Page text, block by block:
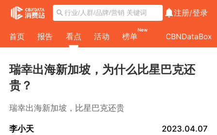
注册/登录
首页 报告 看点 活动 榜单
New
CBNDataBox
瑞幸出海新加坡，为什么比星巴克还
贵？
瑞幸出海新加坡，比星巴克还贵
李小天
2023.04.07